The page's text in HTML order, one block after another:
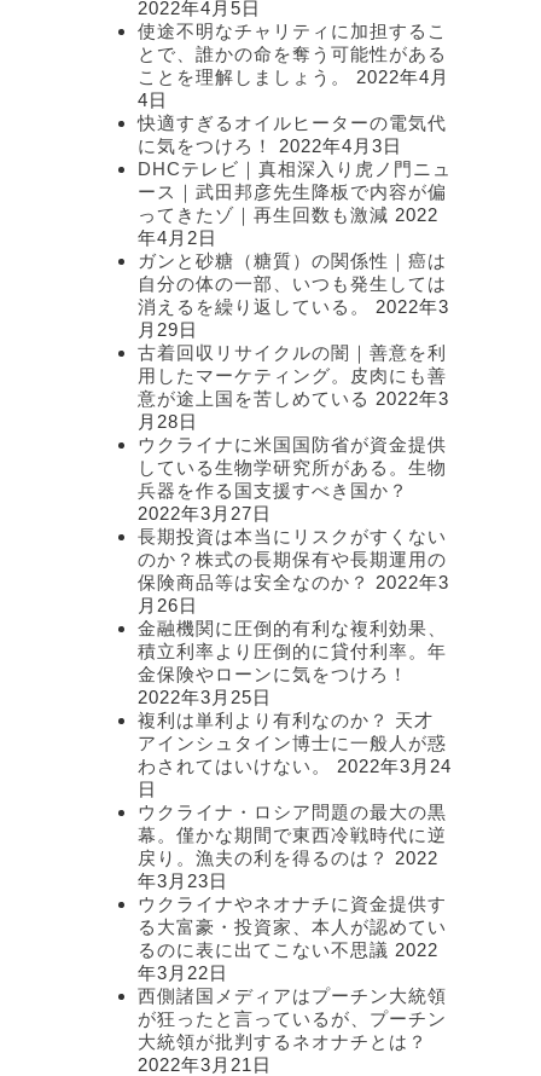
2022年4月5日
使途不明なチャリティに加担するこ
とで、誰かの命を奪う可能性がある
ことを理解しましょう。
2022年4月
4日
快適すぎるオイルヒーターの電気代
に気をつけろ！
2022年4月3日
DHCテレビ｜真相深入り虎ノ門ニュ
ース｜武田邦彦先生降板で内容が偏
ってきたゾ｜再生回数も激減 2022
年4月2日
ガンと砂糖（糖質）の関係性｜癌は
自分の体の一部、いつも発生しては
消えるを繰り返している。
2022年3
月29日
古着回収リサイクルの闇｜善意を利
用したマーケティング。皮肉にも善
意が途上国を苦しめている 2022年3
月28日
ウクライナに米国国防省が資金提供
している生物学研究所がある。生物
兵器を作る国支援すべき国か？
2022年3月27日
長期投資は本当にリスクがすくない
のか？株式の長期保有や長期運用の
保険商品等は安全なのか？
2022年3
月26日
金融機関に圧倒的有利な複利効果、
積立利率より圧倒的に貸付利率。年
金保険やローンに気をつけろ！
2022年3月25日
複利は単利より有利なのか？ 天才
アインシュタイン博士に一般人が惑
わされてはいけない。
2022年3月24
日
ウクライナ・ロシア問題の最大の黒
幕。僅かな期間で東西冷戦時代に逆
戻り。漁夫の利を得るのは？
2022
年3月23日
ウクライナやネオナチに資金提供す
る大富豪・投資家、本人が認めてい
るのに表に出てこない不思議 2022
年3月22日
西側諸国メディアはプーチン大統領
が狂ったと言っているが、プーチン
大統領が批判するネオナチとは？
2022年3月21日